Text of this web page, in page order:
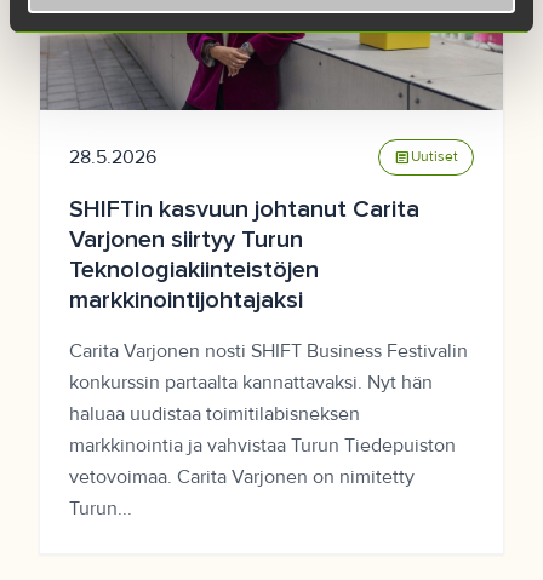
28.5.2026 article Uutiset
SHIFTin kasvuun johtanut Carita
Varjonen siirtyy Turun
Teknologiakiinteistöjen
markkinointijohtajaksi
Carita Varjonen nosti SHIFT Business Festivalin
konkurssin partaalta kannattavaksi. Nyt hän
haluaa uudistaa toimitilabisneksen
markkinointia ja vahvistaa Turun Tiedepuiston
vetovoimaa. Carita Varjonen on nimitetty
Turun...